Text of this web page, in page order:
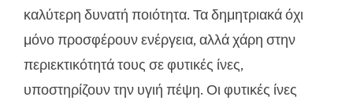
καλύτερη δυνατή ποιότητα. Τα δημητριακά όχι
μόνο προσφέρουν ενέργεια, αλλά χάρη στην
περιεκτικότητά τους σε φυτικές ίνες,
υποστηρίζουν την υγιή πέψη. Οι φυτικές ίνες